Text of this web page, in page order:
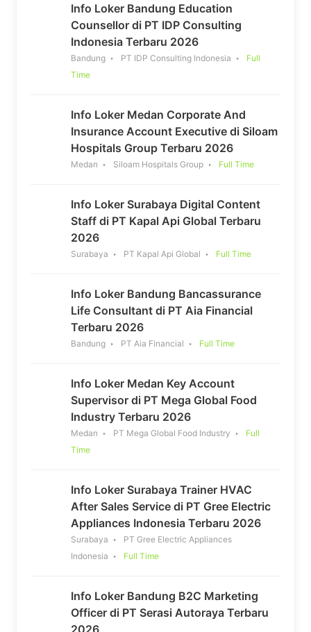
Info Loker Bandung Education
Counsellor di PT IDP Consulting
Indonesia Terbaru 2026
Bandung PT IDP Consulting Indonesia
Full
Time
Info Loker Medan Corporate And
Insurance Account Executive di Siloam
Hospitals Group Terbaru 2026
Medan Siloam Hospitals Group Full Time
Info Loker Surabaya Digital Content
Staff di PT Kapal Api Global Terbaru
2026
Surabaya PT Kapal Api Global Full Time
Info Loker Bandung Bancassurance
Life Consultant di PT Aia Financial
Terbaru 2026
Bandung PT Aia Financial Full Time
Info Loker Medan Key Account
Supervisor di PT Mega Global Food
Industry Terbaru 2026
Medan PT Mega Global Food Industry
Full
Time
Info Loker Surabaya Trainer HVAC
After Sales Service di PT Gree Electric
Appliances Indonesia Terbaru 2026
Surabaya
PT Gree Electric Appliances
Indonesia
Full Time
Info Loker Bandung B2C Marketing
Officer di PT Serasi Autoraya Terbaru
2026